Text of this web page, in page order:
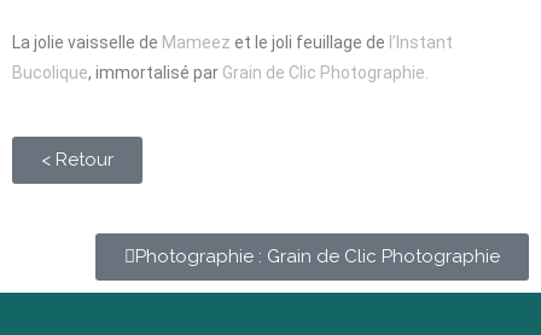
La jolie vaisselle de Mameez et le joli feuillage de l’Instant
Bucolique, immortalisé par Grain de Clic Photographie.
< Retour
Photographie : Grain de Clic Photographie